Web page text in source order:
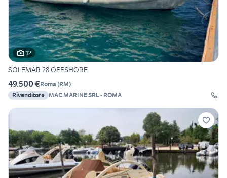
12
SOLEMAR 28 OFFSHORE
49.500 €Roma (RM)
Rivenditore MAC MARINE SRL - ROMA